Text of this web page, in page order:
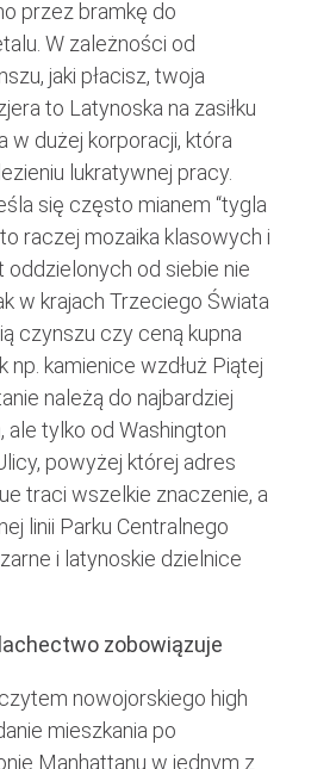
przez bramkę do
W zależności od
jaki płacisz, twoja
to Latynoska na zasiłku
w dużej korporacji, która
lukratywnej pracy.
się często mianem “tygla
to raczej mozaika klasowych i
od siebie nie
w krajach Trzeciego Świata
czynszu czy ceną kupna
np. kamienice wzdłuż Piątej
należą do najbardziej
ale tylko od Washington
powyżej której adres
traci wszelkie znaczenie, a
linii Parku Centralnego
i latynoskie dzielnice
zobowiązuje
nowojorskiego high
mieszkania po
Manhattanu w jednym z